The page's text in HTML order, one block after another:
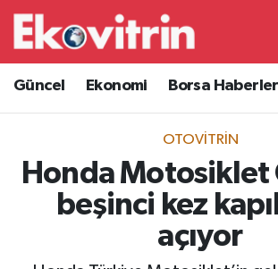
Güncel Ekonomi Borsa
OTOVITRIN
Honda Motosiklet
beşinci kez
açıyor
Güncel
Ekonomi
Borsa Haberleri
İş Dünyası
Hava Durumu
Trafik Durumu
Süper Lig Puan Durumu ve
Tüm Manşetler
Son Dakika Haberleri